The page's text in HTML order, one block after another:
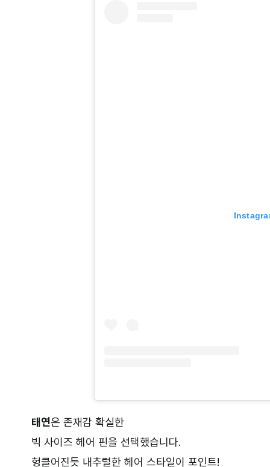
태연은 존재감 확실한
빅 사이즈 헤어 핀을 선택했습니다.
헝클어진듯 내추럴한 헤어 스타일이 포인트!